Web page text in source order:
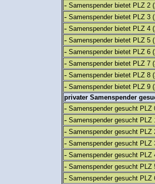
- Samenspender bietet PLZ 2
- Samenspender bietet PLZ 3
- Samenspender bietet PLZ 4
- Samenspender bietet PLZ 5
- Samenspender bietet PLZ 6
- Samenspender bietet PLZ 7
- Samenspender bietet PLZ 8
- Samenspender bietet PLZ 9
privater Samenspender
- Samenspender gesucht PLZ
- Samenspender gesucht PLZ
- Samenspender gesucht PLZ
- Samenspender gesucht PLZ
- Samenspender gesucht PLZ
- Samenspender gesucht PLZ
- Samenspender gesucht PLZ